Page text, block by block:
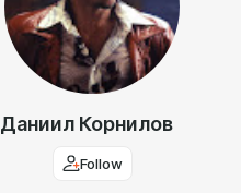
Даниил Корнилов
Follow